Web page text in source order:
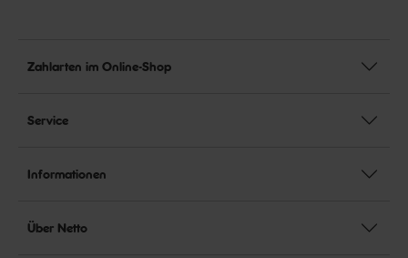
Zahlarten im Online-Shop
Service
Informationen
Über Netto